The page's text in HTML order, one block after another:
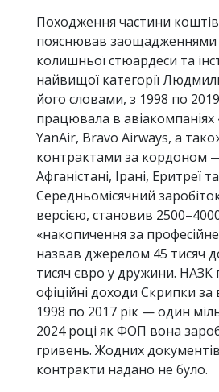
Походження частини коштів
пояснював
колишньої стюардеси та
найвищої категорії
його словами, з 1998 по
працювала в авіакомпаніях
YanAir, Bravo Airways, а
контрактами за кордоном
Афганістані, Ірані, Еритреї
Середньомісячний
версією, становив
«накопичення за
назвав джерелом 45 тисяч
тисяч євро у дружини. НАЗК
офіційні доходи Скрипки за
1998 по 2017 рік — один
2024 році як ФОП вона
гривень. Жодних
контракти надано не було.